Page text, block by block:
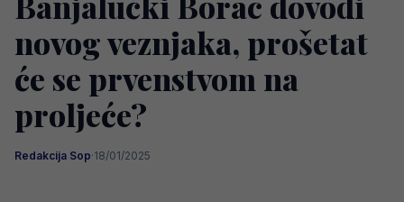
novog veznjaka, prošetat
će se prvenstvom na
proljeće?
Redakcija Sop·18/01/2025